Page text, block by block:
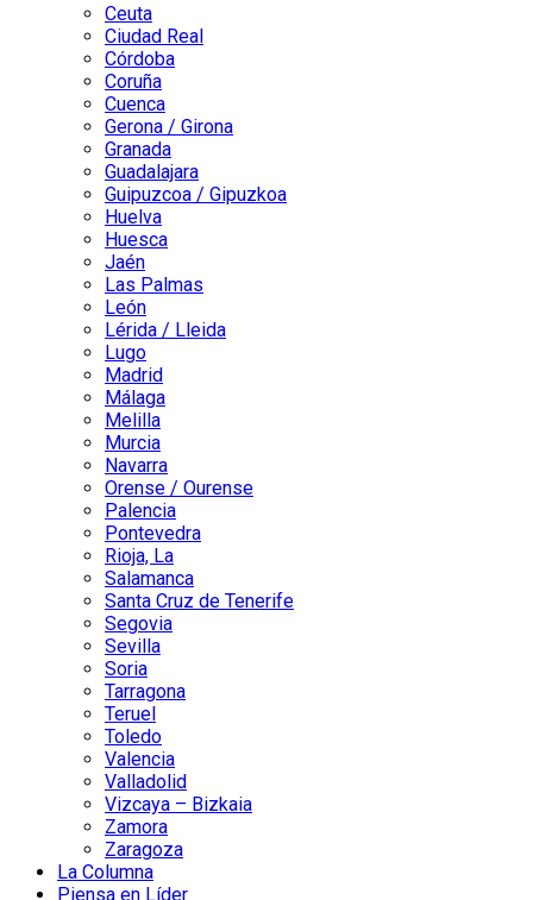
Ceuta
Ciudad Real
Córdoba
Coruña
Cuenca
Gerona / Girona
Granada
Guadalajara
Guipuzcoa / Gipuzkoa
Huelva
Huesca
Jaén
Las Palmas
León
Lérida / Lleida
Lugo
Madrid
Málaga
Melilla
Murcia
Navarra
Orense / Ourense
Palencia
Pontevedra
Rioja, La
Salamanca
Santa Cruz de Tenerife
Segovia
Sevilla
Soria
Tarragona
Teruel
Toledo
Valencia
Valladolid
Vizcaya – Bizkaia
Zamora
Zaragoza
La Columna
Piensa en Líder